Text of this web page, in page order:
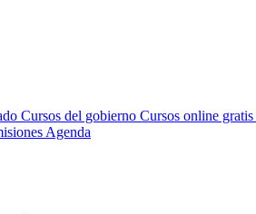
Cursos del gobierno Cursos online gratis
Agenda